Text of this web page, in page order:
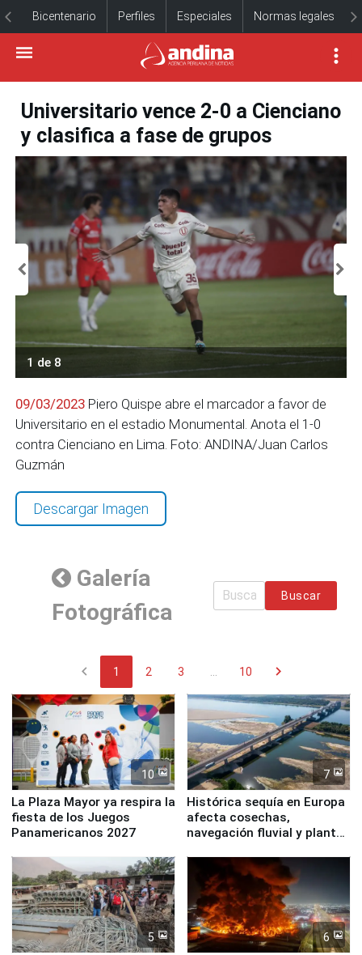
Bicentenario Perfiles Especiales Normas legales
Universitario vence 2-0 a Cienciano
y clasifica a fase de grupos
1 de 8
09/03/2023 Piero Quispe abre el marcador a favor de
Universitario en el estadio Monumental. Anota el 1-0
contra Cienciano en Lima. Foto: ANDINA/Juan Carlos
Guzmán
Descargar Imagen
Galería
Fotográfica
Buscar
chevron_left 1 2 3 10 chevron_right
10
La Plaza Mayor ya respira la
fiesta de los Juegos
Panamericanos 2027
7
Histórica sequía en Europa
afecta cosechas,
navegación fluvial y plantas
5 6